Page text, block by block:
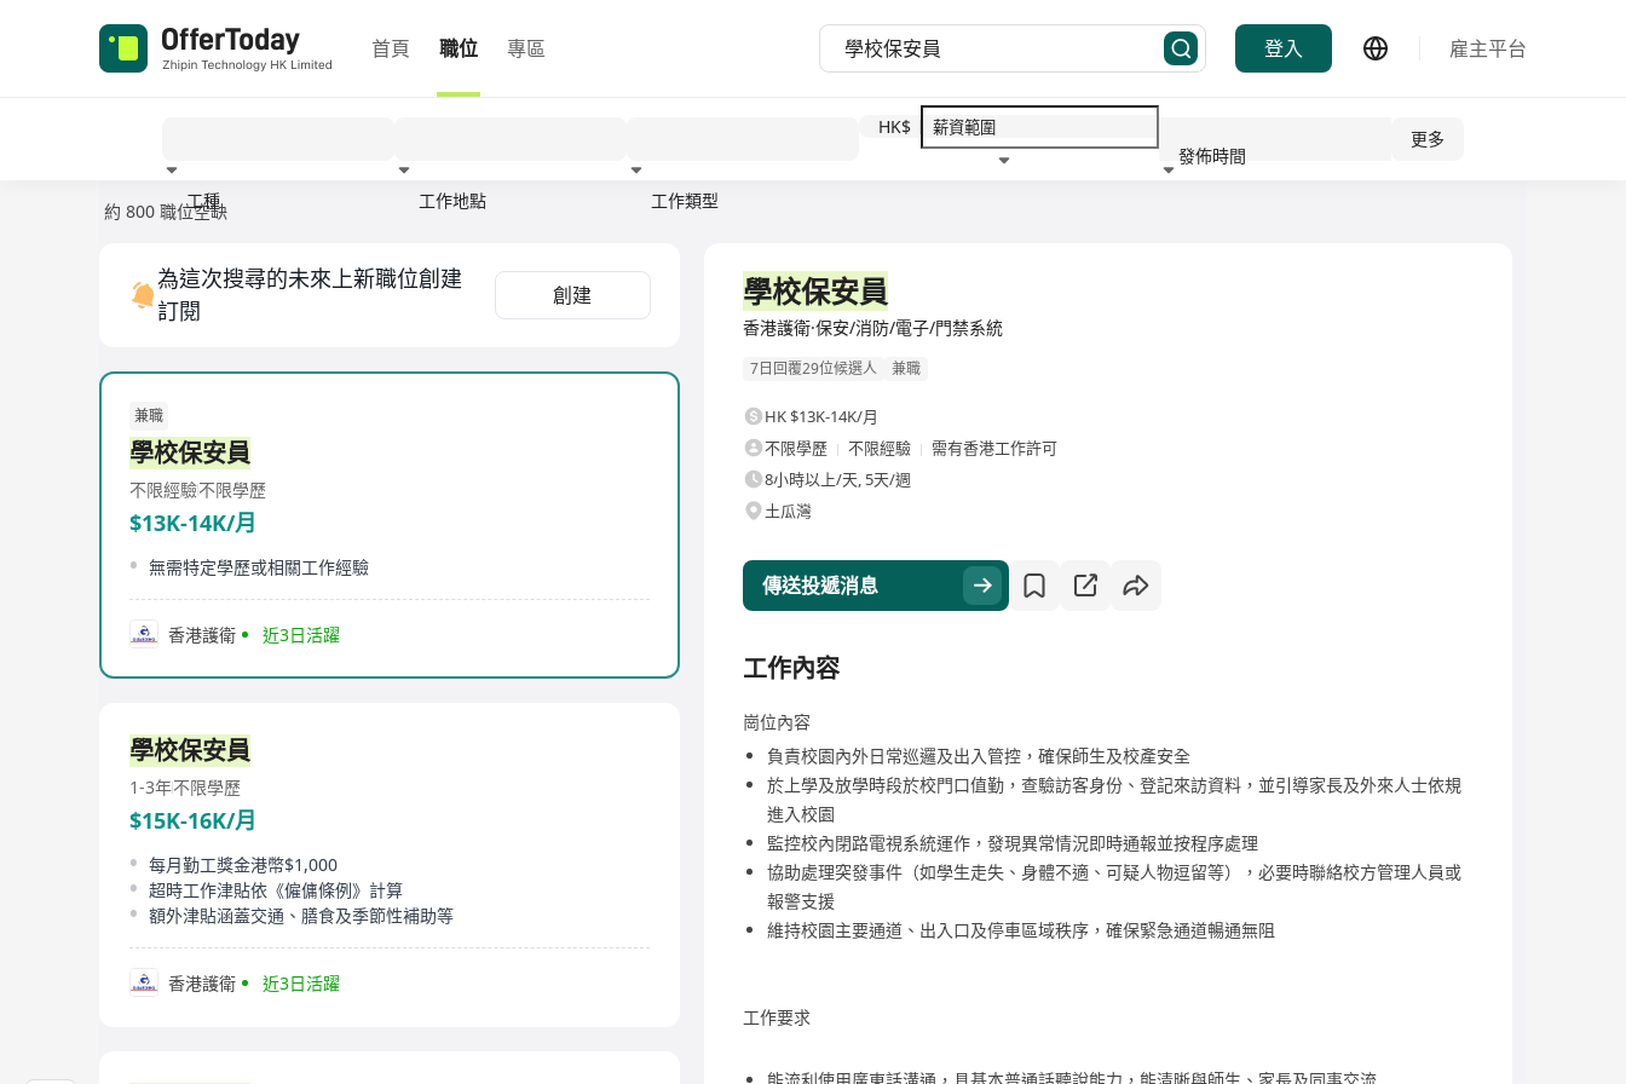
首頁 職位 專區 登入 雇主平台
工種 工作地點 工作類型
HK$
發佈時間
更多
約 800 職位空缺
為這次搜尋的未來上新職位創建
訂閱
創建
兼職
學校保安員
不限經驗不限學歷
$13K-14K/月
無需特定學歷或相關工作經驗
香港護衛 近3日活躍
學校保安員
1-3年不限學歷
$15K-16K/月
每月勤工獎金港幣$1,000
超時工作津貼依《僱傭條例》計算
額外津貼涵蓋交通、膳食及季節性補助等
香港護衛 近3日活躍
學校保安員
香港護衛·保安/消防/電子/門禁系統
7日回覆29位候選人 兼職
HK $13K-14K/月
不限學歷
不限經驗
需有香港工作許可
8小時以上/天, 5天/週
土瓜灣
傳送投遞消息
工作內容
崗位內容
負責校園內外日常巡邏及出入管控，確保師生及校產安全
於上學及放學時段於校門口值勤，查驗訪客身份、登記來訪資料，並引導家長及外來人士依規
進入校園
監控校內閉路電視系統運作，發現異常情況即時通報並按程序處理
協助處理突發事件（如學生走失、身體不適、可疑人物逗留等），必要時聯絡校方管理人員或
報警支援
維持校園主要通道、出入口及停車區域秩序，確保緊急通道暢通無阻
工作要求